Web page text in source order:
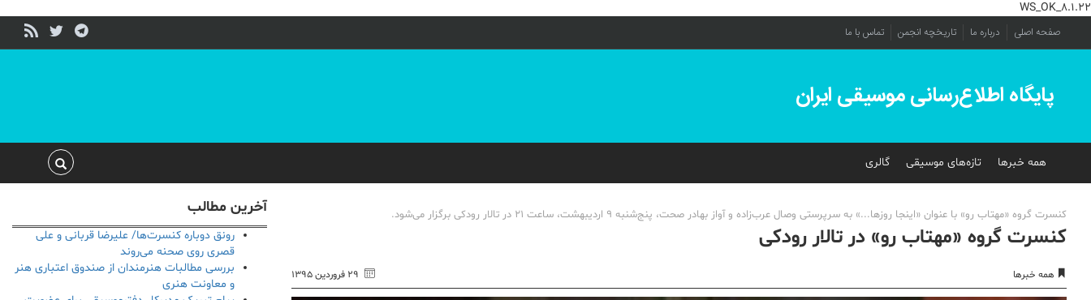
WS_OK_8.1.22
صفحه اصلی درباره ما تاریخچه انجمن تماس با ما
پایگاه اطلاع‌رسانی موسیقی ایران
همه خبرها تازه‌های موسیقی گالری
کنسرت گروه «مهتاب رو» با عنوان «اینجا روزها...» به سرپرستی وصال عرب‌زاده و آواز بهادر صحت، پنج‌شنبه 9 اردیبهشت، ساعت 21 در تالار رودکی برگزار می‌شود.
کنسرت گروه «مهتاب رو» در تالار رودکی
همه خبرها ۲۹ فروردین ۱۳۹۵
آخرین مطالب
رونق دوباره کنسرت‌ها/ علیرضا قربانی و علی
قصری روی صحنه می‌روند
بررسی مطالبات هنرمندان از صندوق اعتباری هنر
و معاونت هنری